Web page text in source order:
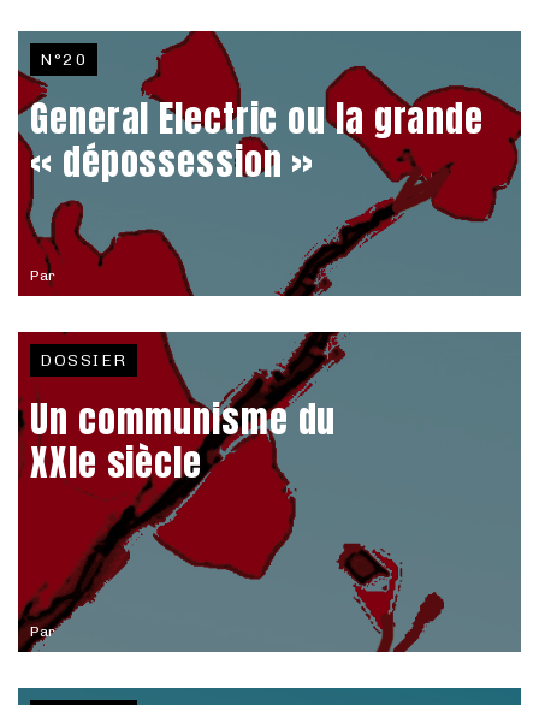
Par
N°20
General Electric ou la grande
« dépossession »
Par
DOSSIER
Un communisme du
XXIe siècle